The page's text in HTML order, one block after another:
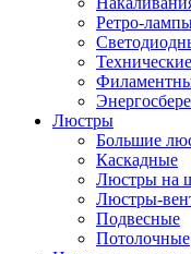
Ретро-
Технические
Люстры
Большие
Каскадные
Люстры на
Люстры-
Подвесные
Потолочные